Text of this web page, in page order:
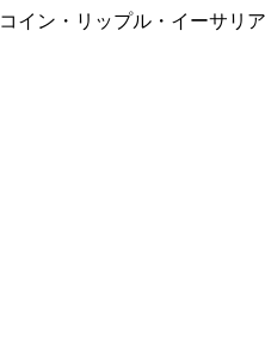
イン・リップル・イーサ